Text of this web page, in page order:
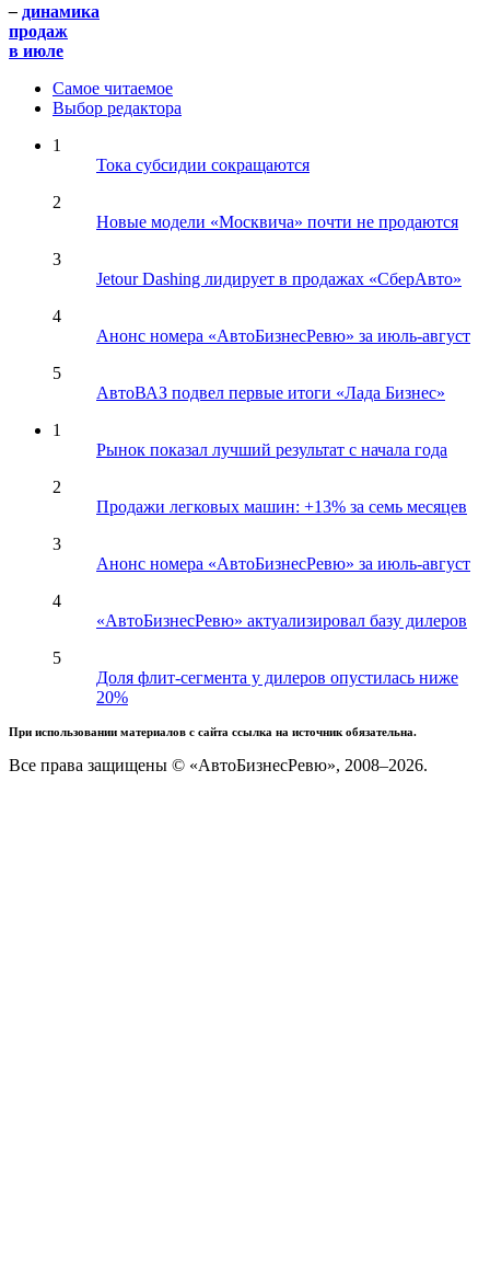
– динамика
продаж
в июле
Самое читаемое
Выбор редактора
1
Тока субсидии сокращаются
2
Новые модели «Москвича» почти не продаются
3
Jetour Dashing лидирует в продажах «СберАвто»
4
Анонс номера «АвтоБизнесРевю» за июль-август
5
АвтоВАЗ подвел первые итоги «Лада Бизнес»
1
Рынок показал лучший результат с начала года
2
Продажи легковых машин: +13% за семь месяцев
3
Анонс номера «АвтоБизнесРевю» за июль-август
4
«АвтоБизнесРевю» актуализировал базу дилеров
5
Доля флит-сегмента у дилеров опустилась ниже
20%
При использовании материалов с сайта ссылка на источник обязательна.
Все права защищены © «АвтоБизнесРевю», 2008–2026.